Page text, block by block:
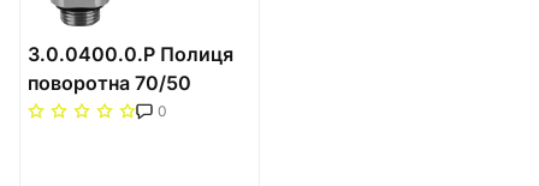
3.0.0400.0.P Полиця
поворотна 70/50
0